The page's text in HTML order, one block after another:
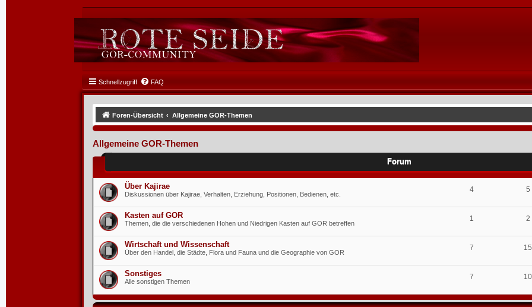
Schnellzugriff FAQ
Foren-Übersicht Allgemeine GOR-Themen
Allgemeine GOR-Themen
Forum
Über Kajirae
Diskussionen über Kajirae, Verhalten, Erziehung, Positionen, Bedienen, etc.
4 5
Kasten auf GOR
Themen, die die verschiedenen Hohen und Niedrigen Kasten auf GOR betreffen
1 2
Wirtschaft und Wissenschaft
Über den Handel, die Städte, Flora und Fauna und die Geographie von GOR
7 15
Sonstiges
Alle sonstigen Themen
7 10